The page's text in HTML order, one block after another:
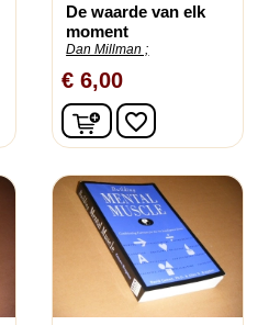
De waarde van elk
moment
Dan Millman ;
€ 6,00
In winkelwagen
favorite_border